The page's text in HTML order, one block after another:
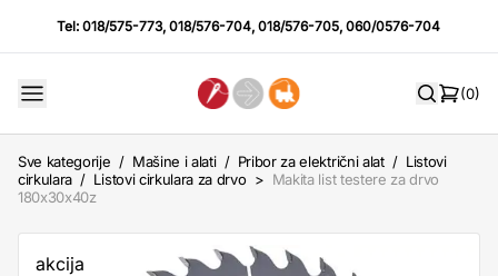
Tel:018/575-773,018/576-704,018/576-705,060/0576-704
(0)
Sve kategorije / Mašine i alati / Pribor za električni alat / Listovi
cirkulara / Listovi cirkulara za drvo > Makita list testere za drvo
180x30x40z
akcija